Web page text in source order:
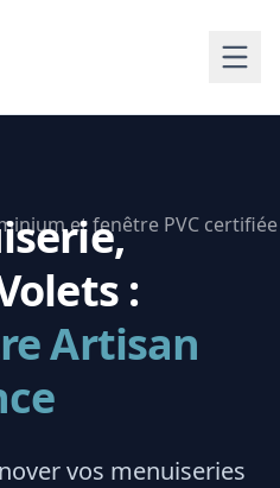
:
Artisan
vos menuiseries